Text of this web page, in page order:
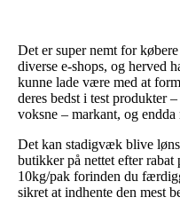
Det er super nemt for
diverse e-shops, og herved
kunne lade være med at
deres bedst i test produkter
voksne – markant, og
Det kan stadigvæk blive
butikker på nettet efter
10kg/pak forinden du
sikret at indhente den mest